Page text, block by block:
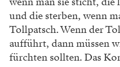
und die sterben, wenn
Tollpatsch. Wenn der
aufführt, dann müssen
fürchten sollten. Das